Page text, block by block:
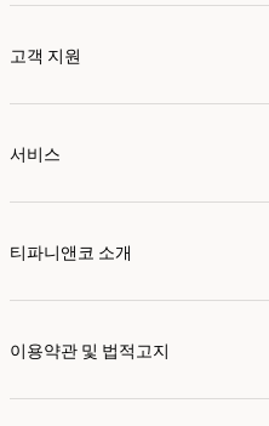
고객 지원
서비스
티파니앤코 소개
이용약관 및 법적고지